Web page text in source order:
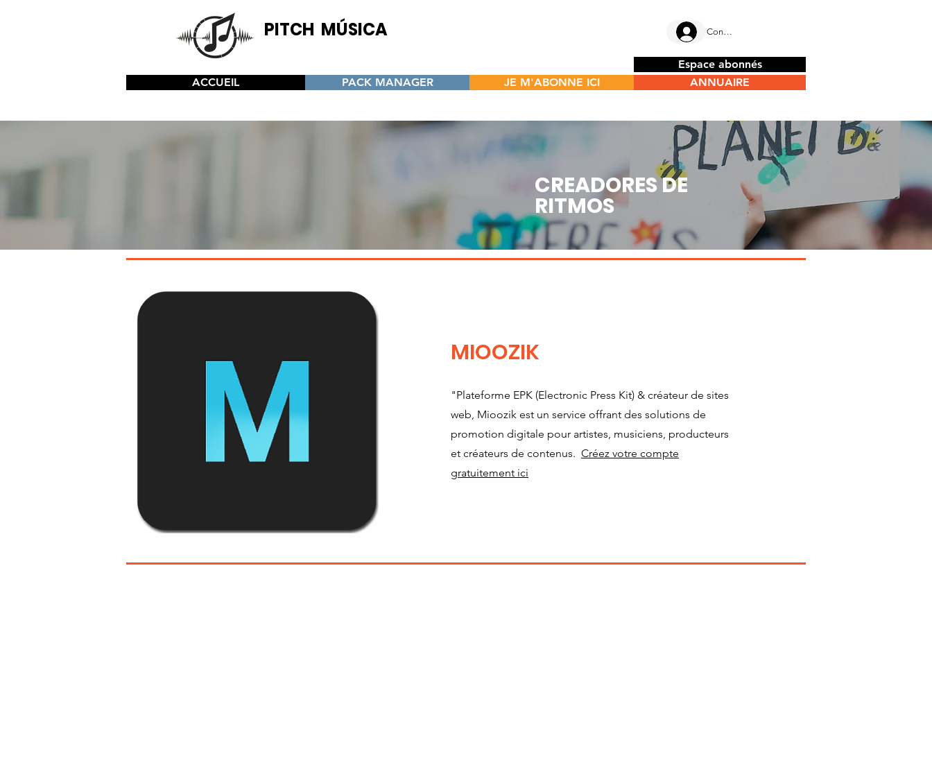
PITCH MÚSICA Connectez-vous
Espace abonnés
ACCUEIL
PACK MANAGER JE M'ABONNE ICI ANNUAIRE
CREADORES DE
RITMOS
MIOOZIK
"Plateforme EPK (Electronic Press Kit) & créateur de sites
web, Mioozik est un service offrant des solutions de
promotion digitale pour artistes, musiciens, producteurs
et créateurs de contenus. Créez votre compte
gratuitement ici